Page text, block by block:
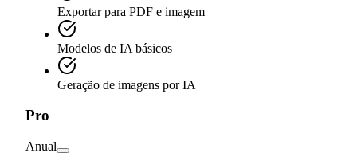
Exportar para PDF e imagem
Modelos de IA básicos
Geração de imagens por IA
Pro
Anual